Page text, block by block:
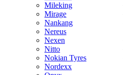
Mileking
Mirage
Nankang
Nereus
Nexen
Nitto
Nokian Tyres
Nordexx